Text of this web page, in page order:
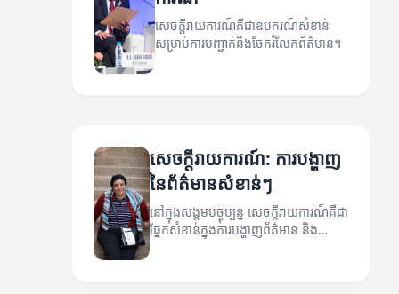
សេចក្តីរាយការណ៍គឺជាឧបករណ៍សំខាន់
សម្រាប់ការបញ្ជាក់និងចែករំលែកព័ត៌មាន។
សេចក្តីរាយការណ៍: ការបង្ហាញ
នៃព័ត៌មានសំខាន់ៗ
នៅក្នុងសង្គមបច្ចុប្បន្ន សេចក្តីរាយការណ៍គឺជា
ផ្នែកសំខាន់ក្នុងការបង្ហាញព័ត៌មាន និង
ដំណឹង។